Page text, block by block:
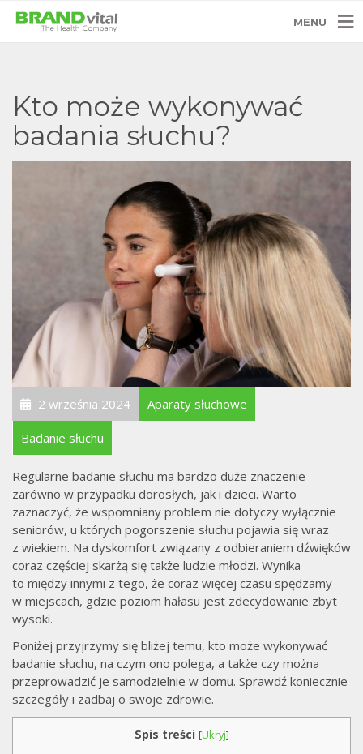
MENU
Kto może wykonywać
badania słuchu?
2 września 2024 Aparaty słuchowe
Badanie słuchu
Regularne badanie słuchu ma bardzo duże znaczenie
zarówno w przypadku dorosłych, jak i dzieci. Warto
zaznaczyć, że wspomniany problem nie dotyczy wyłącznie
seniorów, u których pogorszenie słuchu pojawia się wraz
z wiekiem. Na dyskomfort związany z odbieraniem dźwięków
coraz częściej skarżą się także ludzie młodzi. Wynika
to między innymi z tego, że coraz więcej czasu spędzamy
w miejscach, gdzie poziom hałasu jest zdecydowanie zbyt
wysoki.
Poniżej przyjrzymy się bliżej temu, kto może wykonywać
badanie słuchu, na czym ono polega, a także czy można
przeprowadzić je samodzielnie w domu. Sprawdź koniecznie
szczegóły i zadbaj o swoje zdrowie.
Spis treści [Ukryj]